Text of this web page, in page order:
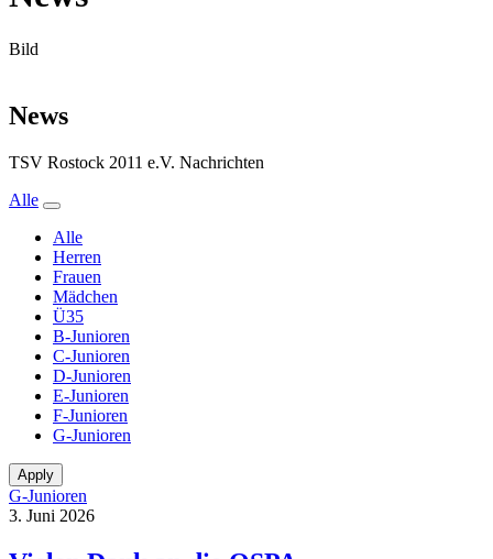
Bild
News
TSV Rostock 2011 e.V. Nachrichten
Alle
Alle
Herren
Frauen
Mädchen
Ü35
B-Junioren
C-Junioren
D-Junioren
E-Junioren
F-Junioren
G-Junioren
G-Junioren
3. Juni 2026